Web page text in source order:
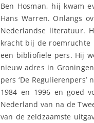
Ben Hosman, hij kwam
Hans Warren. Onlangs
Nederlandse literatuur.
kracht bij de roemruchte
een bibliofiele pers. Hij
nieuw adres in
pers ‘De
1984 en 1996 en goed
Nederland van na de
van de zeldzaamste